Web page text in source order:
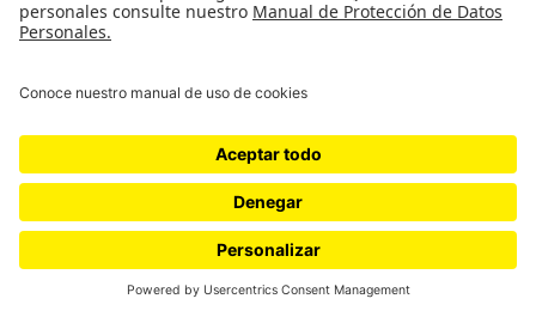
Gómez Castrillón de las Palmas a las afueras de
Riohacha. Hay dos versiones de por qué le decían
unos gavilanes matando otro animalito y se puso a
llorar y la hermana le dijo no te preocupes que
cuando crezcas tú vas a ser como uno de esos
gavilanes. Y como andaba con los hermanos, le
decían el gavilán mayor. Y hay otra que él con los
hermanos tenían un bus con el que llevaban a la
gente desde Riohacha a las veredas. Entonces le
decían el gavilán al bus. Hay algo ahí con lo del